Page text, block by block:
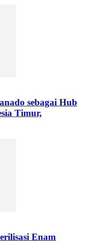
sebagai Hub
Timur,
Enam